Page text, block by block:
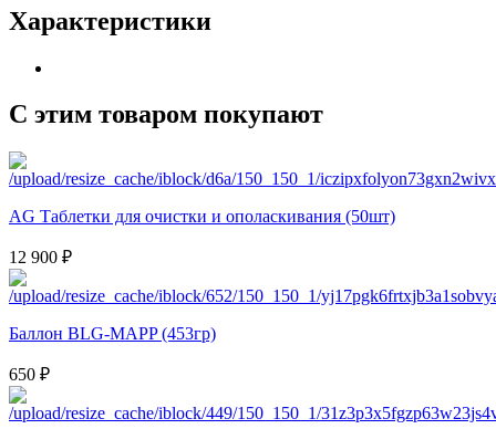
Характеристики
С этим товаром покупают
AG Таблетки для очистки и ополаскивания (50шт)
12 900 ₽
Баллон BLG-MAPP (453гр)
650 ₽